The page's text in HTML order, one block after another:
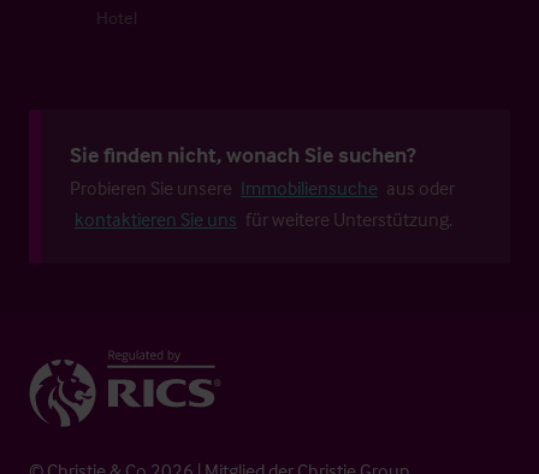
Hotel
Sie finden nicht, wonach Sie suchen?
Probieren Sie unsere Immobiliensuche aus oder
kontaktieren Sie uns für weitere Unterstützung.